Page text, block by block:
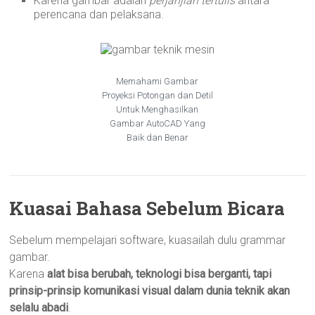
perencana dan pelaksana.
Memahami Gambar
Proyeksi Potongan dan Detil
Untuk Menghasilkan
Gambar AutoCAD Yang
Baik dan Benar
Kuasai Bahasa Sebelum Bicara
Sebelum mempelajari software, kuasailah dulu grammar
gambar.
Karenaalat bisa berubah, teknologi bisa berganti, tapi
prinsip-prinsip komunikasi visual dalam dunia teknik akan
selalu abadi